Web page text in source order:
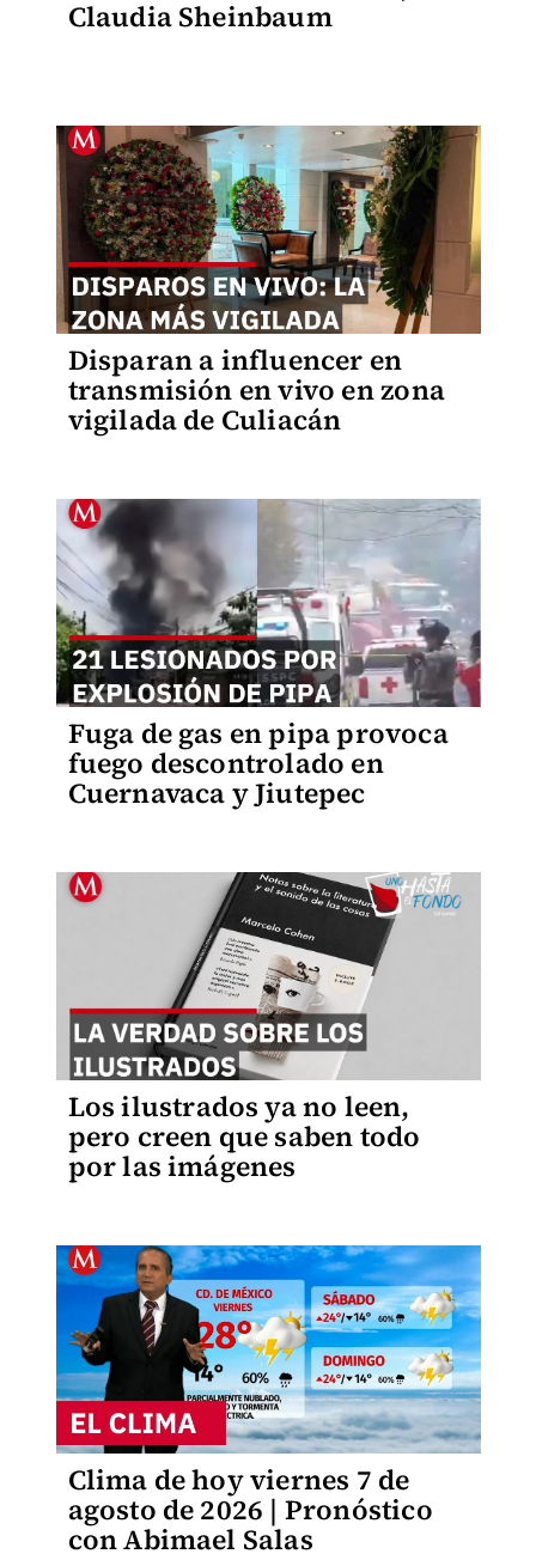
Claudia Sheinbaum
Disparan a influencer en
transmisión en vivo en zona
vigilada de Culiacán
Fuga de gas en pipa provoca
fuego descontrolado en
Cuernavaca y Jiutepec
Los ilustrados ya no leen,
pero creen que saben todo
por las imágenes
Clima de hoy viernes 7 de
agosto de 2026 | Pronóstico
con Abimael Salas